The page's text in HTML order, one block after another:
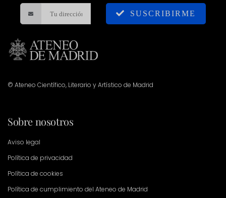
SUSCRIBIRME
© Ateneo Científico, Literario y Artístico de Madrid
Sobre nosotros
Aviso legal
Política de privacidad
Política de cookies
Política de cumplimiento del Ateneo de Madrid